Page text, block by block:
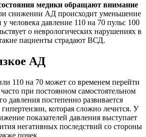
медики обращают внимание
снижении АД происходит уменьшение
человека давление 110 на 70 пульс 100
о неврологических нарушениях в
пациенты страдают ВСД.
АД
110 на 70 может со временем перейти
при постоянном самостоятельном
давления постепенно развивается
которая сложно лечится. У
показателей давления выступает
негативных последствий со стороны
почек.